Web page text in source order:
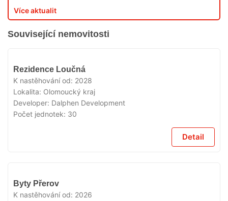
Více aktualit
Související nemovitosti
Rezidence Loučná
K nastěhování od: 2028
Lokalita: Olomoucký kraj
Developer: Dalphen Development
Počet jednotek: 30
Detail
Byty Přerov
K nastěhování od: 2026